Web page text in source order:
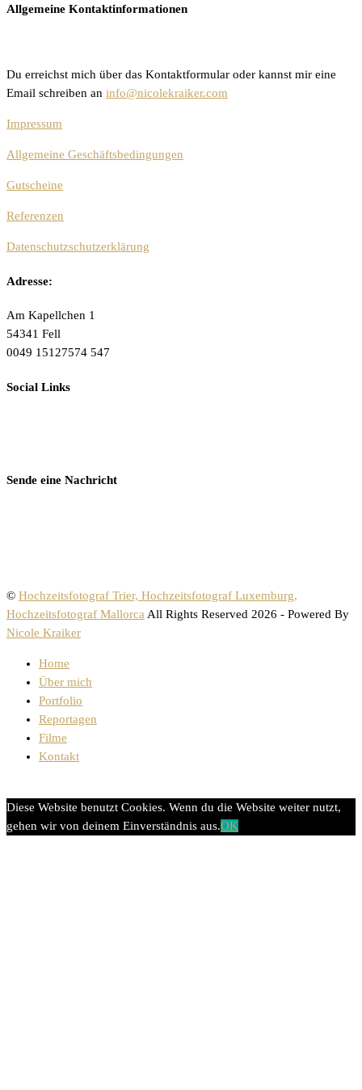
Allgemeine Kontaktinformationen
Du erreichst mich über das Kontaktformular oder kannst mir eine
Email schreiben an info@nicolekraiker.com
Impressum
Allgemeine Geschäftsbedingungen
Gutscheine
Referenzen
Datenschutzschutzerklärung
Adresse:
Am Kapellchen 1
54341 Fell
0049 15127574 547
Social Links
Sende eine Nachricht
© Hochzeitsfotograf Trier, Hochzeitsfotograf Luxemburg,
Hochzeitsfotograf MallorcaAll Rights Reserved 2026 - Powered By
Nicole Kraiker
Home
Über mich
Portfolio
Reportagen
Filme
Kontakt
Diese Website benutzt Cookies. Wenn du die Website weiter nutzt,
gehen wir von deinem Einverständnis aus.OK